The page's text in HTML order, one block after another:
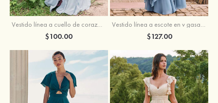
Vestido línea a cuello de corazón gasa hasta el suelo vestido de dama de honor
$100.00
Vestido línea a escote en v gasa hasta el suelo vestido de dama de honor
$127.00